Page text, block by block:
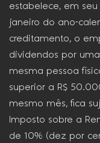
estabelece, em
janeiro do ano-
creditamento, o
dividendos por
mesma pessoa
superior a R$
mesmo mês, fica
Imposto sobre a
de 10% (dez por